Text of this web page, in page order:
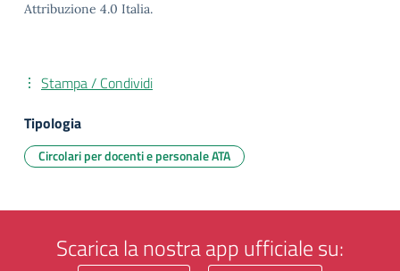
Attribuzione 4.0 Italia.
Stampa / Condividi
Tipologia
Circolari per docenti e personale ATA
Scarica la nostra app ufficiale su: